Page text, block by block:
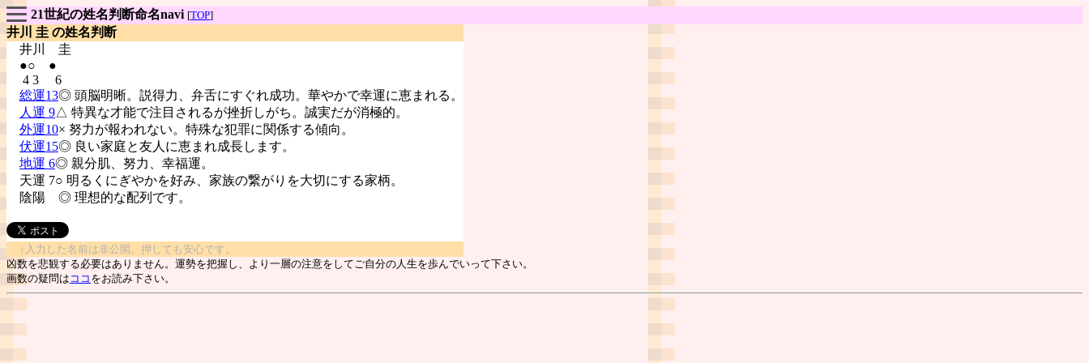
21世紀の姓名判断命名navi [TOP]
井川 圭 の姓名判断
井川 圭
●○ ●
4 3 6
総運13◎ 頭脳明晰。説得力、弁舌にすぐれ成功。華やかで幸運に恵まれる。
人運 9△ 特異な才能で注目されるが挫折しがち。誠実だが消極的。
外運10× 努力が報われない。特殊な犯罪に関係する傾向。
伏運15◎ 良い家庭と友人に恵まれ成長します。
地運 6◎ 親分肌、努力、幸福運。
天運 7○ 明るくにぎやかを好み、家族の繋がりを大切にする家柄。
陰陽 ◎ 理想的な配列です。
↑入力した名前は非公開。押しても安心です。
凶数を悲観する必要はありません。運勢を把握し、より一層の注意をしてご自分の人生を歩んでいって下さい。
画数の疑問は ココ をお読み下さい。